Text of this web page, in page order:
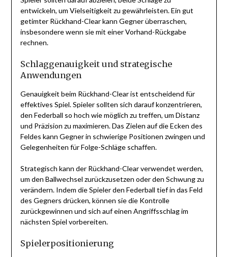
entwickeln, um Vielseitigkeit zu gewährleisten. Ein gut
getimter Rückhand-Clear kann Gegner überraschen,
insbesondere wenn sie mit einer Vorhand-Rückgabe
rechnen.
Schlaggenauigkeit und strategische
Anwendungen
Genauigkeit beim Rückhand-Clear ist entscheidend für
effektives Spiel. Spieler sollten sich darauf konzentrieren,
den Federball so hoch wie möglich zu treffen, um Distanz
und Präzision zu maximieren. Das Zielen auf die Ecken des
Feldes kann Gegner in schwierige Positionen zwingen und
Gelegenheiten für Folge-Schläge schaffen.
Strategisch kann der Rückhand-Clear verwendet werden,
um den Ballwechsel zurückzusetzen oder den Schwung zu
verändern. Indem die Spieler den Federball tief in das Feld
des Gegners drücken, können sie die Kontrolle
zurückgewinnen und sich auf einen Angriffsschlag im
nächsten Spiel vorbereiten.
Spielerpositionierung